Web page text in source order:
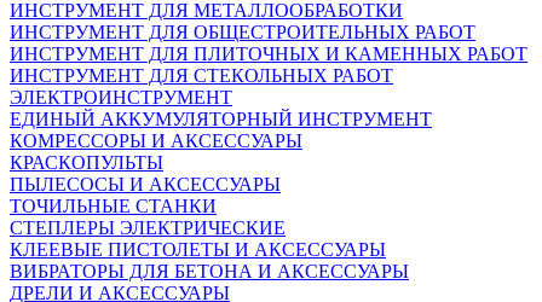
ИНСТРУМЕНТ ДЛЯ МЕТАЛЛООБРАБОТКИ
ИНСТРУМЕНТ ДЛЯ ОБЩЕСТРОИТЕЛЬНЫХ РАБОТ
ИНСТРУМЕНТ ДЛЯ ПЛИТОЧНЫХ И КАМЕННЫХ РАБОТ
ИНСТРУМЕНТ ДЛЯ СТЕКОЛЬНЫХ РАБОТ
ЭЛЕКТРОИНСТРУМЕНТ
ЕДИНЫЙ АККУМУЛЯТОРНЫЙ ИНСТРУМЕНТ
КОМРЕССОРЫ И АКСЕССУАРЫ
КРАСКОПУЛЬТЫ
ПЫЛЕСОСЫ И АКСЕССУАРЫ
ТОЧИЛЬНЫЕ СТАНКИ
СТЕПЛЕРЫ ЭЛЕКТРИЧЕСКИЕ
КЛЕЕВЫЕ ПИСТОЛЕТЫ И АКСЕССУАРЫ
ВИБРАТОРЫ ДЛЯ БЕТОНА И АКСЕССУАРЫ
ДРЕЛИ И АКСЕССУАРЫ